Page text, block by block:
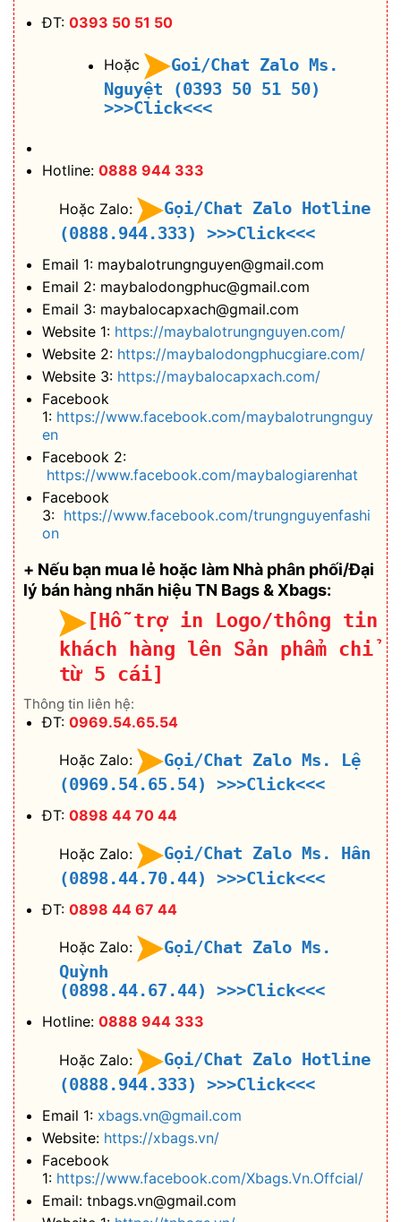
ĐT: 0393 50 51 50
Hoặc
Goi/Chat Zalo Ms.
Nguyệt (0393 50 51 50)
>>>Click<<<
Hotline: 0888 944 333
Hoặc Zalo:
Gọi/Chat Zalo Hotline
(0888.944.333)
>>>Click<<<
Email 1: maybalotrungnguyen@gmail.com
Email 2: maybalodongphuc@gmail.com
Email 3: maybalocapxach@gmail.com
Website 1: https://maybalotrungnguyen.com/
Website 2: https://maybalodongphucgiare.com/
Website 3: https://maybalocapxach.com/
Facebook
1: https://www.facebook.com/maybalotrungnguy
en
Facebook 2:
https://www.facebook.com/maybalogiarenhat
Facebook
3: https://www.facebook.com/trungnguyenfashi
on
+ Nếu bạn mua lẻ hoặc làm Nhà phân phối/Đại
lý bán hàng nhãn hiệu TN Bags & Xbags:
[Hỗ trợ in Logo/thông tin
khách hàng lên Sản phẩm chỉ
từ 5 cái]
Thông tin liên hệ:
ĐT: 0969.54.65.54
Hoặc Zalo:
Gọi/Chat Zalo Ms. Lệ
(0969.54.65.54)
>>>Click<<<
ĐT: 0898 44 70 44
Hoặc Zalo:
Gọi/Chat Zalo Ms. Hân
(0898.44.70.44)
>>>Click<<<
ĐT: 0898 44 67 44
Hoặc Zalo:
Gọi/Chat Zalo Ms.
Quỳnh
(0898.44.67.44)
>>>Click<<<
Hotline: 0888 944 333
Hoặc Zalo:
Gọi/Chat Zalo Hotline
(0888.944.333)
>>>Click<<<
Email 1: xbags.vn@gmail.com
Website: https://xbags.vn/
Facebook
1: https://www.facebook.com/Xbags.Vn.Offcial/
Email: tnbags.vn@gmail.com